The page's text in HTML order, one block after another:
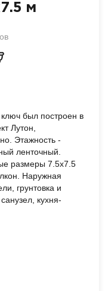
м
был построен в
Лутон,
Этажность -
ленточный.
размеры 7.5х7.5
Наружная
грунтовка и
кухня-